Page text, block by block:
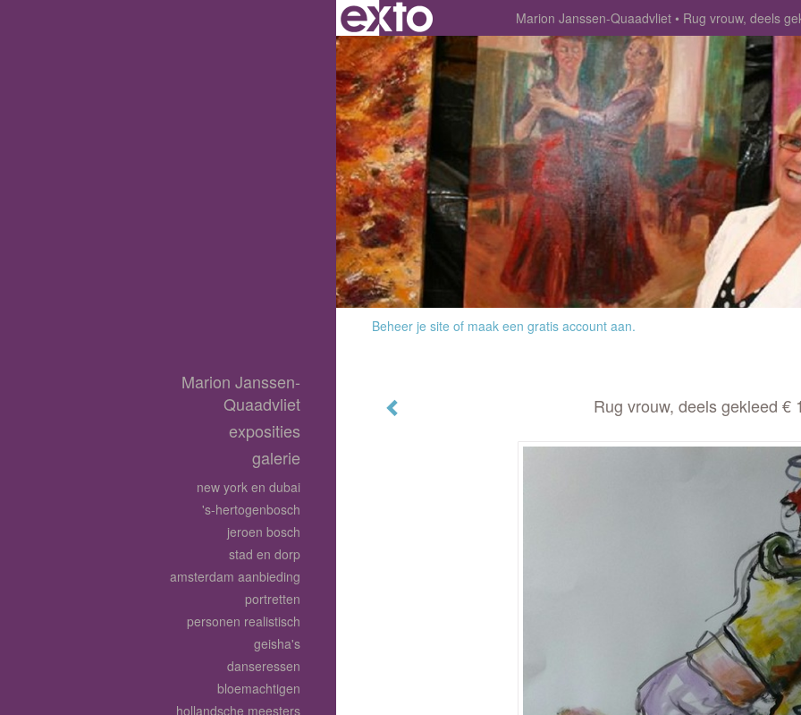
Marion Janssen-Quaadvliet Rug vrouw, deels
Beheer je site of maak een gratis account aan.
Rug vrouw, deels gekleed €
Marion Janssen-
Quaadvliet
exposities
galerie
new york en dubai
's-hertogenbosch
jeroen bosch
stad en dorp
amsterdam aanbieding
portretten
personen realistisch
geisha's
danseressen
bloemachtigen
hollandsche meesters